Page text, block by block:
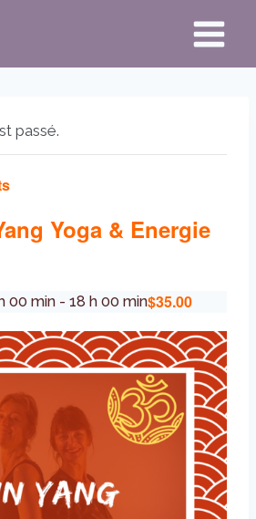
passé.
Yoga & Energie
00 min - 18 h 00 min$35.00